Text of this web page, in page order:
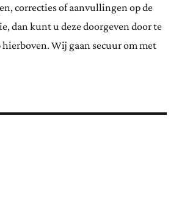
correcties of aanvullingen op de
dan kunt u deze doorgeven door te
Wij gaan secuur om met